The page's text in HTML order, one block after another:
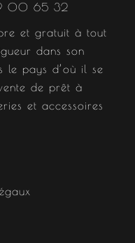
00 65 32
et gratuit à tout
dans son
le pays d’où il se
de prêt à
et accessoires